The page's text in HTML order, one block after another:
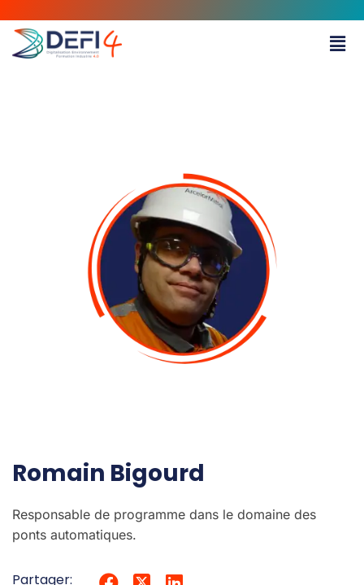
Romain Bigourd
Responsable de programme dans le domaine des
ponts automatiques.
Partager: